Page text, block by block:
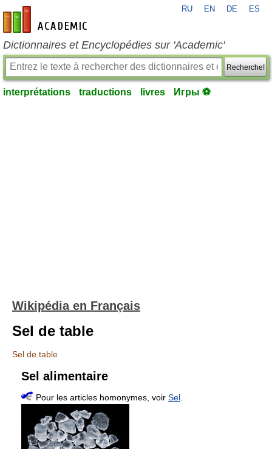
fr-academic.com
RU EN DE ES
Dictionnaires et Encyclopédies sur 'Academic'
Recherche!
interprétations traductions livres Игры ⚽
Wikipédia en Français
Sel de table
Sel de table
Sel alimentaire
Pour les articles homonymes, voir Sel